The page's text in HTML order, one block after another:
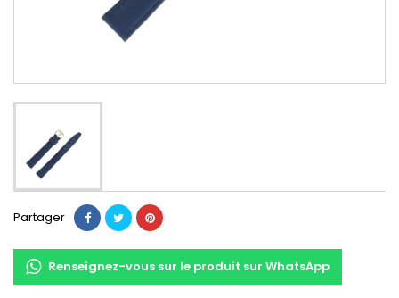
Partager
Renseignez-vous sur le produit sur WhatsApp